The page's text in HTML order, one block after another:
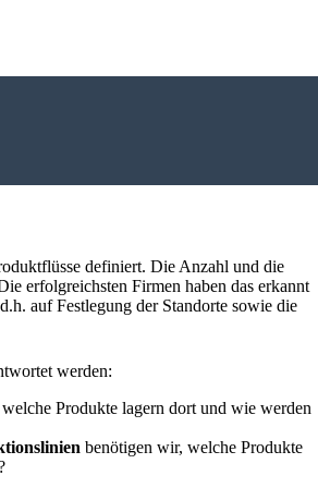
definiert. Die Anzahl und die
erfolgreichsten Firmen haben das erkannt
auf Festlegung der Standorte sowie die
werden:
Produkte lagern dort und wie werden
benötigen wir, welche Produkte